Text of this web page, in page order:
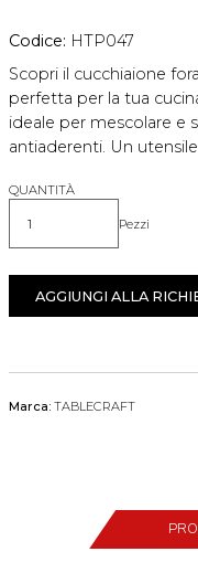
Codice: HTP047
Scopri il cucchiaione
perfetta per la tua
ideale per mescolare e
antiaderenti. Un
QUANTITÀ
Quantità Pezzi
AGGIUNGI ALLA
Marca: TABLECRAFT